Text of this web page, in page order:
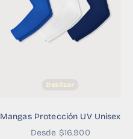
Deslizar
Mangas Protección UV Unisex
Precio de oferta
Desde $16.900